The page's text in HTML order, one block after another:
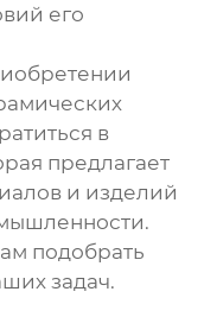
его
в
предлагает
и изделий
подобрать
задач.